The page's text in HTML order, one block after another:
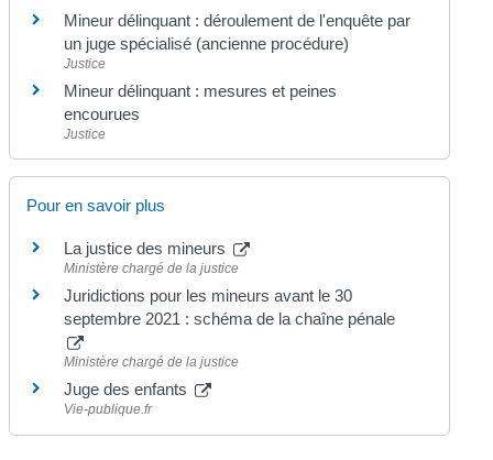
Mineur délinquant : déroulement de l'enquête par
un juge spécialisé (ancienne procédure)
Justice
Mineur délinquant : mesures et peines
encourues
Justice
Pour en savoir plus
La justice des mineurs
Ministère chargé de la justice
Juridictions pour les mineurs avant le 30
septembre 2021 : schéma de la chaîne pénale
Ministère chargé de la justice
Juge des enfants
Vie-publique.fr